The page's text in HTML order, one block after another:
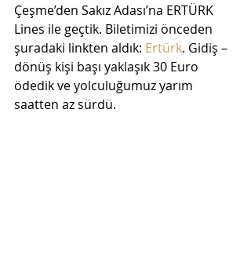
Çeşme’den Sakız Adası’na ERTÜRK
Lines ile geçtik. Biletimizi önceden
şuradaki linkten aldık: Ertürk. Gidiş –
dönüş kişi başı yaklaşık 30 Euro
ödedik ve yolculuğumuz yarım
saatten az sürdü.